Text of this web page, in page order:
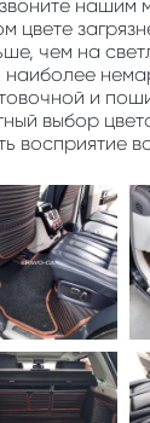
нашим
цвете
чем на
наиболее
и
выбор
восприятие